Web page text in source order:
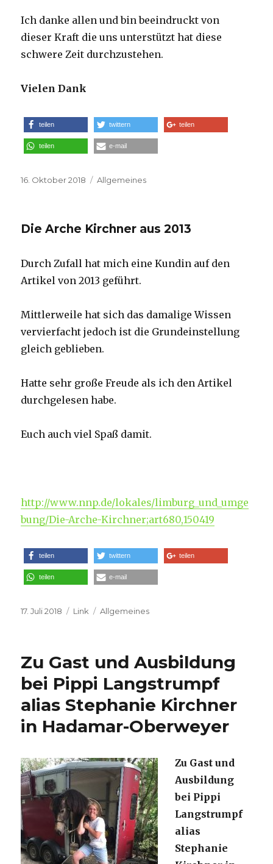
Ich danke allen und bin beeindruckt von
dieser Kraft die uns unterstützt hat diese
schwere Zeit durchzustehen.
Vielen Dank
teilen twittern teilen
teilen e-mail
Veröffentlicht
16. Oktober 2018 Kategorien
Allgemeines
Die Arche Kirchner aus 2013
Durch Zufall hat mich eine Kundin auf den
Artikel von 2013 geführt.
Mittlerweile hat sich das damalige Wissen
vervierfacht jedoch ist die Grundeinstellung
gleich geblieben.
Hatte sehr große Freude als ich den Artikel
durchgelesen habe.
Euch auch viel Spaß damit.
http://www.nnp.de/lokales/limburg_und_umge
bung/Die-Arche-Kirchner;art680,150419
teilen twittern teilen
teilen e-mail
Veröffentlicht
17. Juli 2018 Format
Link Kategorien
Allgemeines
Zu Gast und Ausbildung
bei Pippi Langstrumpf
alias Stephanie Kirchner
in Hadamar-Oberweyer
Zu Gast und
Ausbildung
bei Pippi
Langstrumpf
alias
Stephanie